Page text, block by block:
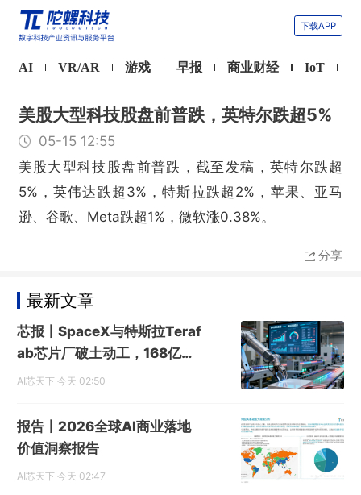
下载APP
AI VR/AR 游戏 早报 商业财经 IoT
美股大型科技股盘前普跌，英特尔跌超5%
05-15 12:55
美股大型科技股盘前普跌，截至发稿，英特尔跌超
5%，英伟达跌超3%，特斯拉跌超2%，苹果、亚马
逊、谷歌、Meta跌超1%，微软涨0.38%。
分享
最新文章
芯报丨SpaceX与特斯拉Teraf
ab芯片厂破土动工，168亿美
元投资布局逻辑与存储制造
AI芯天下 今天 02:50
报告丨2026全球AI商业落地
价值洞察报告
AI芯天下 今天 02:47